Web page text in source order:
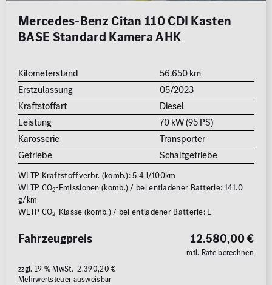
Leistung (PS)
Preis
0 €
Nettopreis anzeigen
Mercedes-Benz Citan 110 CDI Kasten
BASE Standard Kamera AHK
Kilometerstand
56.650 km
Erstzulassung
05/2023
Kraftstoffart
Diesel
Leistung
70 kW (95 PS)
Karosserie
Transporter
Getriebe
Schaltgetriebe
WLTP Kraftstoffverbr. (komb.): 5.4 l/100km
WLTP CO2-Emissionen (komb.) / bei entladener Batterie: 141.0
g/km
WLTP CO2-Klasse (komb.) / bei entladener Batterie: E
12.580,00 €
mtl. Rate berechnen
Fahrzeugpreis
zzgl. 19 % MwSt. 2.390,20 €
Mehrwertsteuer ausweisbar